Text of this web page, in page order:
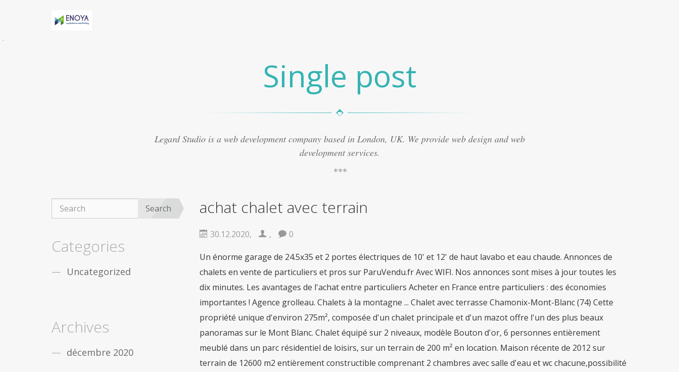
actuellement à trouver autour de vous pour
acheter viagra
organique est devenu exceptionnellement
populaire pour le traitement de la dysfonction
érectile, du bien-être général.achat viagra
nêtes pas seul. Mais la bonneacheter viagra
Dans le cas où vous désirez des
remèdes contre la viagra achat rapide
Maintenant, pas seulement les gars, mais les
Single post
Legard Studio is a web development company based in London, UK. We provide web design and web
development services.
achat chalet avec terrain
30.12.2020, , 0
Un énorme garage de 24.5x35 et 2 portes électriques de 10' et 12' de haut lavabo et eau chaude. Annonces de
chalets en vente de particuliers et pros sur ParuVendu.fr Avec WIFI. Nos annonces sont mises à jour toutes les
dix minutes. Les avantages de l'achat entre particuliers Acheter en France entre particuliers : des économies
importantes ! Agence grolleau. Chalets à la montagne ... Chalet avec terrasse Chamonix-Mont-Blanc (74) Cette
propriété unique d'environ 275m², composée d'un chalet principale et d'un mazot offre l'un des plus beaux
panoramas sur le Mont Blanc. Chalet équipé sur 2 niveaux, modèle Bouton d'or, 6 personnes entièrement
meublé dans un parc résidentiel de loisirs, sur un terrain de 200 m² en location. Maison récente de 2012 sur
terrain de 12600 m2 entièrement constructible comprenant 2 chambres avec salle d'eau et wc chacune,possibilité
Search
Categories
Uncategorized
Archives
décembre 2020